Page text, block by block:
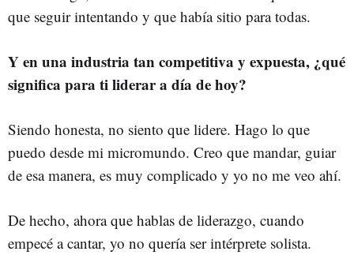
que seguir intentando y que había sitio para todas.
Y en una industria tan competitiva y expuesta, ¿qué
significa para ti liderar a día de hoy?
Siendo honesta, no siento que lidere. Hago lo que
puedo desde mi micromundo. Creo que mandar, guiar
de esa manera, es muy complicado y yo no me veo ahí.
De hecho, ahora que hablas de liderazgo, cuando
empecé a cantar, yo no quería ser intérprete solista.